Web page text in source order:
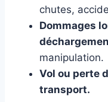
chutes,
Dommages
manipulation.
Vol ou perte
transport.